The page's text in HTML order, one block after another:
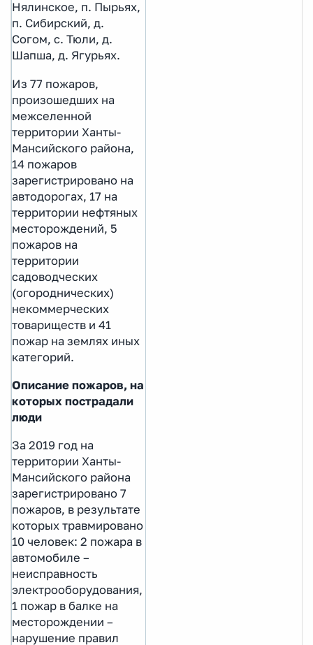
Нялинское, п. Пырьях,
п. Сибирский, д.
Согом, с. Тюли, д.
Шапша, д. Ягурьях.
Из 77 пожаров,
произошедших на
межселенной
территории Ханты-
Мансийского района,
14 пожаров
зарегистрировано на
автодорогах, 17 на
территории нефтяных
месторождений, 5
пожаров на
территории
садоводческих
(огороднических)
некоммерческих
товариществ и 41
пожар на землях иных
категорий.
Описание пожаров, на
которых пострадали
люди
За 2019 год на
территории Ханты-
Мансийского района
зарегистрировано 7
пожаров, в результате
которых травмировано
10 человек: 2 пожара в
автомобиле –
неисправность
электрооборудования,
1 пожар в балке на
месторождении –
нарушение правил